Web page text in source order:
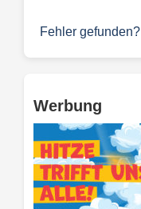
Fehler gefunden?
Werbung